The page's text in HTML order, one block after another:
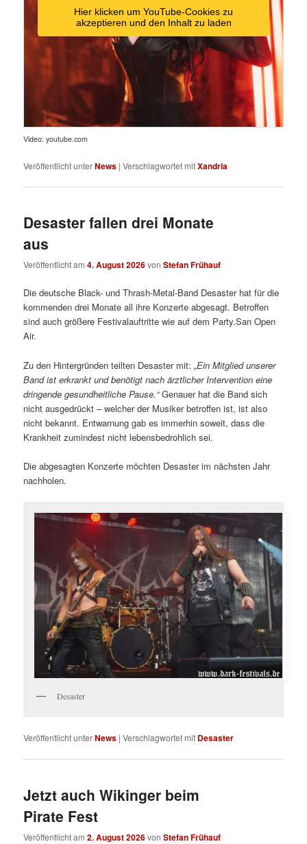
Hier klicken um YouTube-Cookies zu
akzeptieren und den Inhalt zu laden
Video: youtube.com
Veröffentlicht unterNews |Verschlagwortet mitXandria
Desaster fallen drei Monate
aus
Veröffentlicht am4. August 2026vonStefan Frühauf
Die deutsche Black- und Thrash-Metal-Band Desaster hat für die
kommenden drei Monate all ihre Konzerte abgesagt. Betroffen
sind auch größere Festivalauftritte wie auf dem Party.San Open
Air.
Zu den Hintergründen teilten Desaster mit:„Ein Mitglied unserer
Band ist erkrankt und benötigt nach ärztlicher Intervention eine
dringende gesundheitliche Pause.“Genauer hat die Band sich
nicht ausgedrückt – welcher der Musiker betroffen ist, ist also
nicht bekannt. Entwarnung gab es immerhin soweit, dass die
Krankheit zumindest nicht lebensbedrohlich sei.
Die abgesagten Konzerte möchten Desaster im nächsten Jahr
nachholen.
Desaster
Veröffentlicht unterNews |Verschlagwortet mit Desaster
Jetzt auch Wikinger beim
Pirate Fest
Veröffentlicht am2. August 2026vonStefan Frühauf